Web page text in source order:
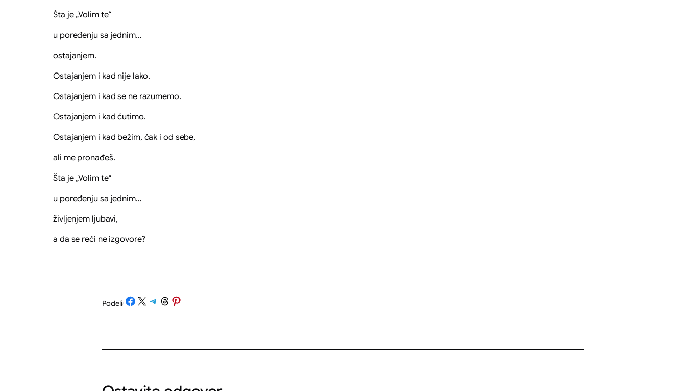
Šta je „Volim te“
u poređenju sa jednim…
ostajanjem.
Ostajanjem i kad nije lako.
Ostajanjem i kad se ne razumemo.
Ostajanjem i kad ćutimo.
Ostajanjem i kad bežim, čak i od sebe,
ali me pronađeš.
Šta je „Volim te“
u poređenju sa jednim…
življenjem ljubavi,
a da se reči ne izgovore?
Podeli/Share on Facebook
Share on X Share on Telegram
Share on Threads
Share on Pinterest